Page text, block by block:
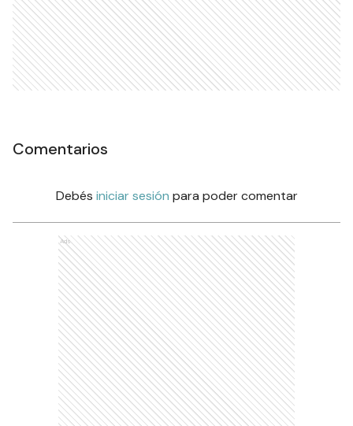
Comentarios
Debés iniciar sesión para poder comentar
Ads